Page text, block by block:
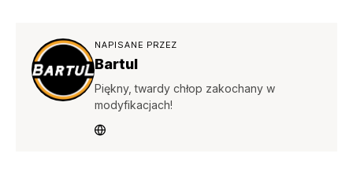
NAPISANE PRZEZ
Bartul
Piękny, twardy chłop zakochany w
modyfikacjach!